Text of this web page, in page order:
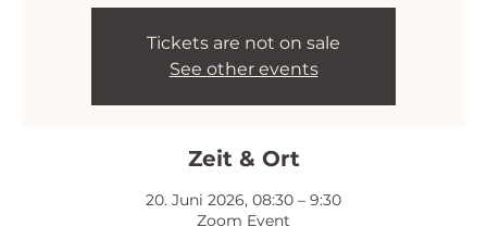
Tickets are not on sale
See other events
Zeit & Ort
20. Juni 2026, 08:30 – 9:30
Zoom Event